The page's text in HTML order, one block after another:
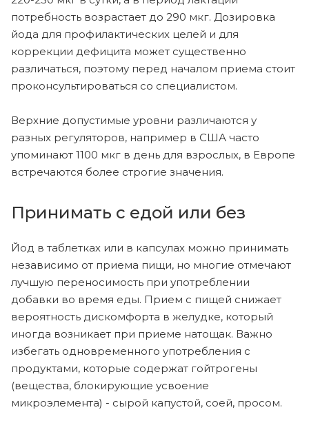
потребность возрастает до 290 мкг. Дозировка
йода для профилактических целей и для
коррекции дефицита может существенно
различаться, поэтому перед началом приема стоит
проконсультироваться со специалистом.
Верхние допустимые уровни различаются у
разных регуляторов, например в США часто
упоминают 1100 мкг в день для взрослых, в Европе
встречаются более строгие значения.
Принимать с едой или без
Йод в таблетках или в капсулах можно принимать
независимо от приема пищи, но многие отмечают
лучшую переносимость при употреблении
добавки во время еды. Прием с пищей снижает
вероятность дискомфорта в желудке, который
иногда возникает при приеме натощак. Важно
избегать одновременного употребления с
продуктами, которые содержат гойтрогены
(вещества, блокирующие усвоение
микроэлемента) - сырой капустой, соей, просом.